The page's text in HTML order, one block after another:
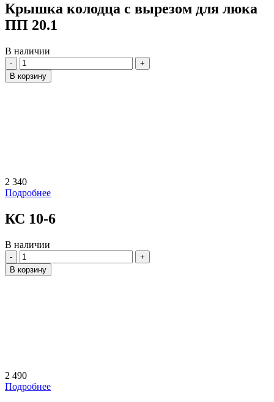
Крышка колодца с вырезом для люка
ПП 20.1
В наличии
Количество
В корзину
2 340
Подробнее
КС 10-6
В наличии
Количество
В корзину
2 490
Подробнее